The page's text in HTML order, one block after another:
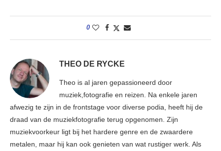
0
THEO DE RYCKE
Theo is al jaren gepassioneerd door
muziek,fotografie en reizen. Na enkele jaren
afwezig te zijn in de frontstage voor diverse podia, heeft hij de
draad van de muziekfotografie terug opgenomen. Zijn
muziekvoorkeur ligt bij het hardere genre en de zwaardere
metalen, maar hij kan ook genieten van wat rustiger werk. Als